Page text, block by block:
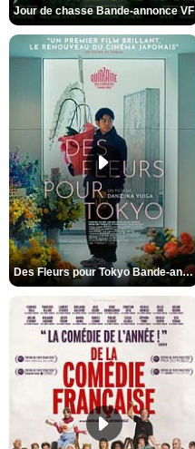
Jour de chasse Bande-annonce VF
Des Fleurs pour Tokyo Bande-annonce VO STFR